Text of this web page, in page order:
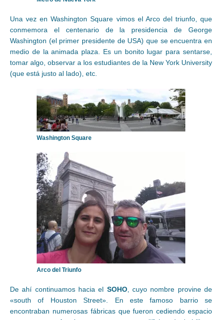
Una vez en Washington Square vimos el Arco del triunfo, que
conmemora el centenario de la presidencia de George
Washington (el primer presidente de USA) que se encuentra en
medio de la animada plaza. Es un bonito lugar para sentarse,
tomar algo, observar a los estudiantes de la New York University
(que está justo al lado), etc.
Washington Square
Arco del Triunfo
De ahí continuamos hacia el SOHO, cuyo nombre provine de
«south of Houston Street». En este famoso barrio se
encontraban numerosas fábricas que fueron cediendo espacio